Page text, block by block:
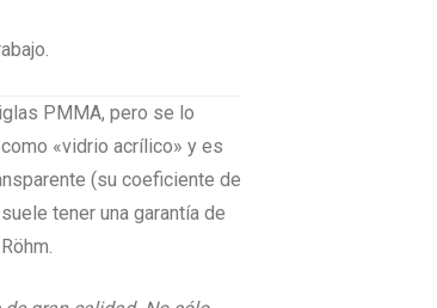
PMMA, pero se lo
«vidrio acrílico» y es
(su coeficiente de
tener una garantía de